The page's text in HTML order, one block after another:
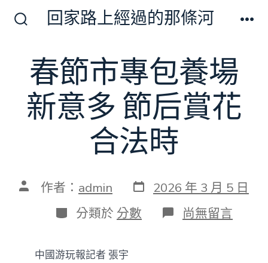
切
換
開
關
回家路上經過的那條河
春節市專包養場
新意多 節后賞花
合法時
文 作者： admin 發
表
日
期
2026 年 3 月 5 日
分
類
分類於 分數 在
〈春
尚無留言
中國游玩報記者 張宇